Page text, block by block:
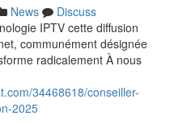
News
Discuss
IPTV cette diffusion
communément désignée
radicalement À nous
34468618/conseiller-
2025